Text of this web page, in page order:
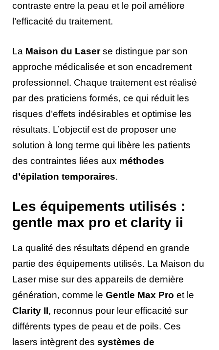
contraste entre la peau et le poil améliore
l’efficacité du traitement.
La Maison du Laserse distingue par son
approche médicalisée et son encadrement
professionnel. Chaque traitement est réalisé
par des praticiens formés, ce qui réduit les
risques d’effets indésirables et optimise les
résultats. L’objectif est de proposer une
solution à long terme qui libère les patients
des contraintes liées aux méthodes
d’épilation temporaires.
Les équipements utilisés :
gentle max pro et clarity ii
La qualité des résultats dépend en grande
partie des équipements utilisés. La Maison du
Laser mise sur des appareils de dernière
génération, comme le Gentle Max Pro et le
Clarity II, reconnus pour leur efficacité sur
différents types de peau et de poils. Ces
lasers intègrent des systèmes de